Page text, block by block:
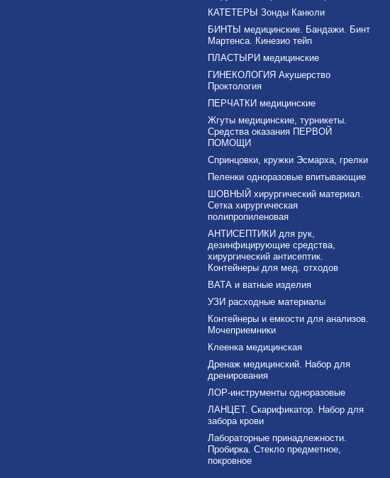
КАТЕТЕРЫ Зонды Канюли
БИНТЫ медицинские. Бандажи. Бинт
Мартенса. Кинезио тейп
ПЛАСТЫРИ медицинские
ГИНЕКОЛОГИЯ Акушерство
Проктология
ПЕРЧАТКИ медицинские
Жгуты медицинские, турникеты.
Средства оказания ПЕРВОЙ
ПОМОЩИ
Спринцовки, кружки Эсмарха, грелки
Пеленки одноразовые впитывающие
ШОВНЫЙ хирургический материал.
Сетка хирургическая
полипропиленовая
АНТИСЕПТИКИ для рук,
дезинфицирующие средства,
хирургический антисептик.
Контейнеры для мед. отходов
ВАТА и ватные изделия
УЗИ расходные материалы
Контейнеры и емкости для анализов.
Мочеприемники
Клеенка медицинская
Дренаж медицинский. Набор для
дренирования
ЛОР-инструменты одноразовые
ЛАНЦЕТ. Скарификатор. Набор для
забора крови
Лабораторные принадлежности.
Пробирка. Стекло предметное,
покровное